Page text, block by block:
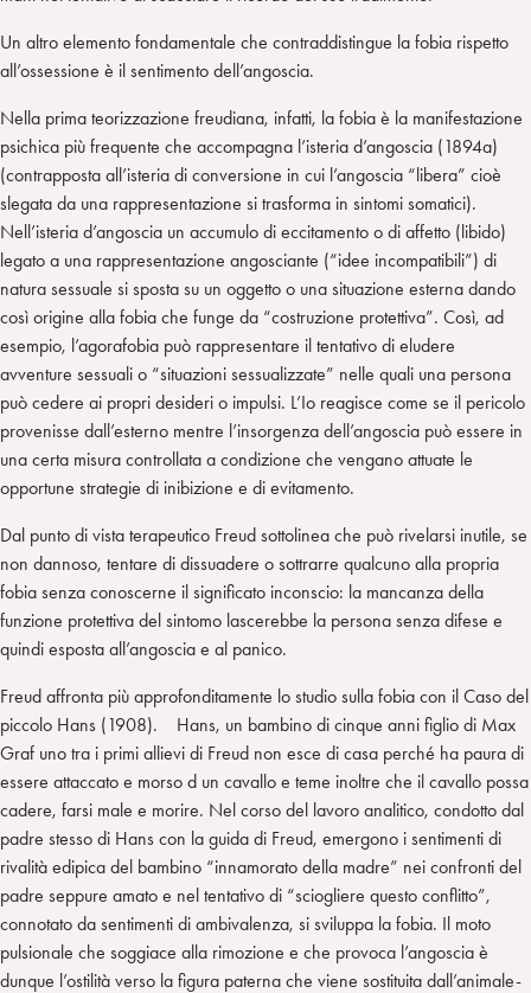
Un altro elemento fondamentale che contraddistingue la fobia rispetto
all’ossessione è il sentimento dell’angoscia.
Nella prima teorizzazione freudiana, infatti, la fobia è la manifestazione
psichica più frequente che accompagna l’isteria d’angoscia (1894a)
(contrapposta all’isteria di conversione in cui l’angoscia “libera” cioè
slegata da una rappresentazione si trasforma in sintomi somatici).
Nell’isteria d’angoscia un accumulo di eccitamento o di affetto (libido)
legato a una rappresentazione angosciante (“idee incompatibili”) di
natura sessuale si sposta su un oggetto o una situazione esterna dando
così origine alla fobia che funge da “costruzione protettiva”. Così, ad
esempio, l’agorafobia può rappresentare il tentativo di eludere
avventure sessuali o “situazioni sessualizzate” nelle quali una persona
può cedere ai propri desideri o impulsi. L’Io reagisce come se il pericolo
provenisse dall’esterno mentre l’insorgenza dell’angoscia può essere in
una certa misura controllata a condizione che vengano attuate le
opportune strategie di inibizione e di evitamento.
Dal punto di vista terapeutico Freud sottolinea che può rivelarsi inutile, se
non dannoso, tentare di dissuadere o sottrarre qualcuno alla propria
fobia senza conoscerne il significato inconscio: la mancanza della
funzione protettiva del sintomo lascerebbe la persona senza difese e
quindi esposta all’angoscia e al panico.
Freud affronta più approfonditamente lo studio sulla fobia con il Caso del
piccolo Hans (1908). Hans, un bambino di cinque anni figlio di Max
Graf uno tra i primi allievi di Freud non esce di casa perché ha paura di
essere attaccato e morso d un cavallo e teme inoltre che il cavallo possa
cadere, farsi male e morire. Nel corso del lavoro analitico, condotto dal
padre stesso di Hans con la guida di Freud, emergono i sentimenti di
rivalità edipica del bambino “innamorato della madre” nei confronti del
padre seppure amato e nel tentativo di “sciogliere questo conflitto”,
connotato da sentimenti di ambivalenza, si sviluppa la fobia. Il moto
pulsionale che soggiace alla rimozione e che provoca l’angoscia è
dunque l’ostilità verso la figura paterna che viene sostituita dall’animale-